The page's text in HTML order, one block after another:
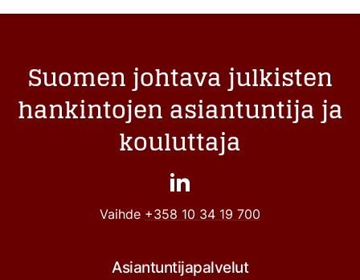
Suomen johtava julkisten
hankintojen asiantuntija ja
kouluttaja
Vaihde +358 10 34 19 700
Asiantuntijapalvelut